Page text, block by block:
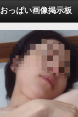
おっぱい画像掲示板